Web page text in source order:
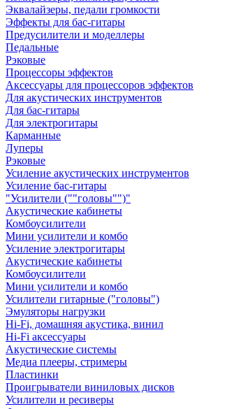
Эквалайзеры, педали громкости
Эффекты для бас-гитары
Предусилители и моделлеры
Педальные
Рэковые
Процессоры эффектов
Аксессуары для процессоров эффектов
Для акустических инструментов
Для бас-гитары
Для электрогитары
Карманные
Луперы
Рэковые
Усиление акустических инструментов
Усиление бас-гитары
"Усилители (""головы"")"
Акустические кабинеты
Комбоусилители
Мини усилители и комбо
Усиление электрогитары
Акустические кабинеты
Комбоусилители
Мини усилители и комбо
Усилители гитарные ("головы")
Эмуляторы нагрузки
Hi-Fi, домашняя акустика, винил
Hi-Fi аксессуары
Акустические системы
Медиа плееры, стримеры
Пластинки
Проигрыватели виниловых дисков
Усилители и ресиверы